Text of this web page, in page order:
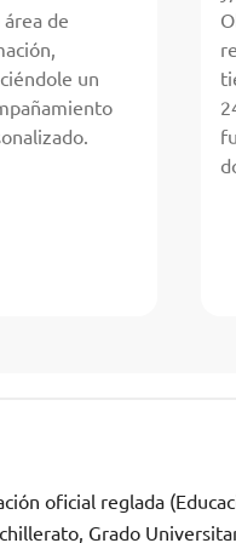
área de
un
oficial reglada
Grado